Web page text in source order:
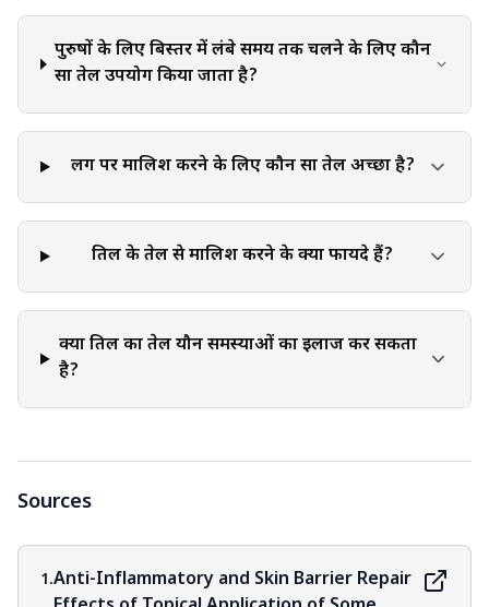
when applying or implementing any information or
suggestions discussed in the blog.
पुरुषों के लिए बिस्तर में लंबे समय तक चलने के लिए कौन
सा तेल उपयोग किया जाता है?
लिंग पर मालिश करने के लिए कौन सा तेल अच्छा है?
तिल के तेल से मालिश करने के क्या फायदे हैं?
क्या तिल का तेल यौन समस्याओं का इलाज कर सकता
है?
Sources
1.Anti-Inflammatory and Skin Barrier Repair